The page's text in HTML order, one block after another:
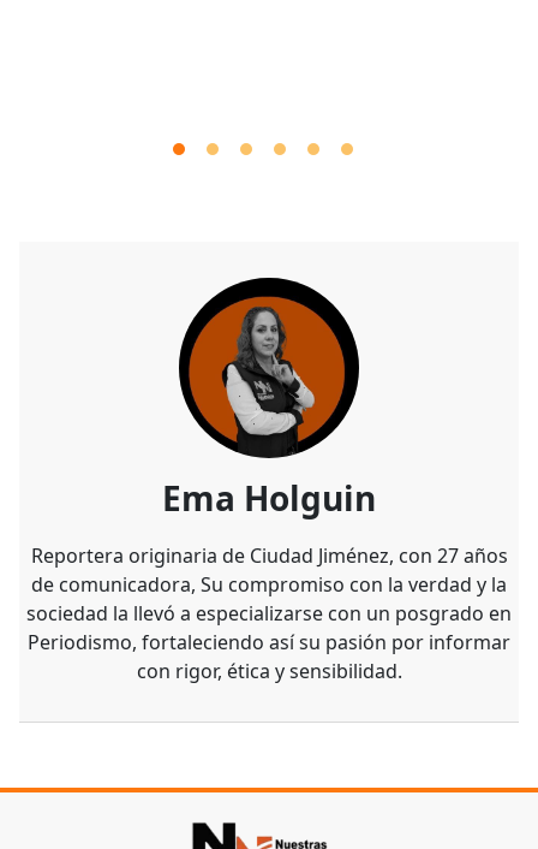
Ema Holguin
Reportera originaria de Ciudad Jiménez, con 27 años
de comunicadora, Su compromiso con la verdad y la
sociedad la llevó a especializarse con un posgrado en
Periodismo, fortaleciendo así su pasión por informar
con rigor, ética y sensibilidad.